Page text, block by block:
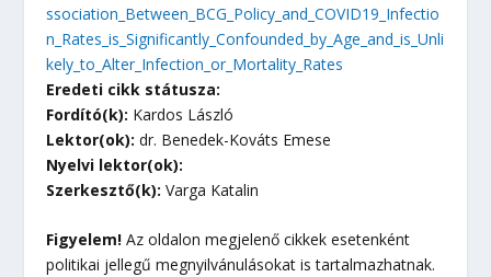
ssociation_Between_BCG_Policy_and_COVID19_Infectio
n_Rates_is_Significantly_Confounded_by_Age_and_is_Unli
kely_to_Alter_Infection_or_Mortality_Rates
Eredeti cikk státusza:
Fordító(k): Kardos László
Lektor(ok): dr. Benedek-Kováts Emese
Nyelvi lektor(ok):
Szerkesztő(k): Varga Katalin
Figyelem! Az oldalon megjelenő cikkek esetenként
politikai jellegű megnyilvánulásokat is tartalmazhatnak.